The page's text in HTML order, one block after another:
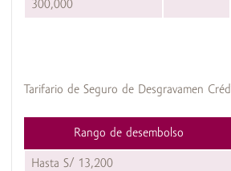
300,000
Tarifario de Seguro de Desgravamen
Rango de desembolso
Hasta S/ 13,200